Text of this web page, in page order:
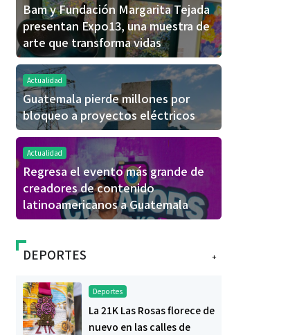
Bam y Fundación Margarita Tejada
presentan Expo13, una muestra de
arte que transforma vidas
Actualidad
Guatemala pierde millones por
bloqueo a proyectos eléctricos
Actualidad
Regresa el evento más grande de
creadores de contenido
latinoamericanos a Guatemala
+
DEPORTES
Deportes
La 21K Las Rosas florece de
nuevo en las calles de